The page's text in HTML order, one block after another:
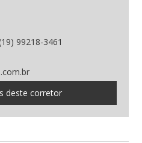
99218-3461
deste corretor